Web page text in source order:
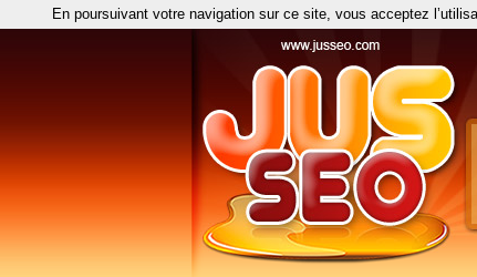
En poursuivant votre navigation sur ce site, vous acceptez